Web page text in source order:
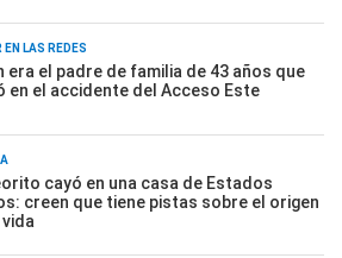
EN LAS REDES
era el padre de familia de 43 años que
en el accidente del Acceso Este
cayó en una casa de Estados
creen que tiene pistas sobre el origen